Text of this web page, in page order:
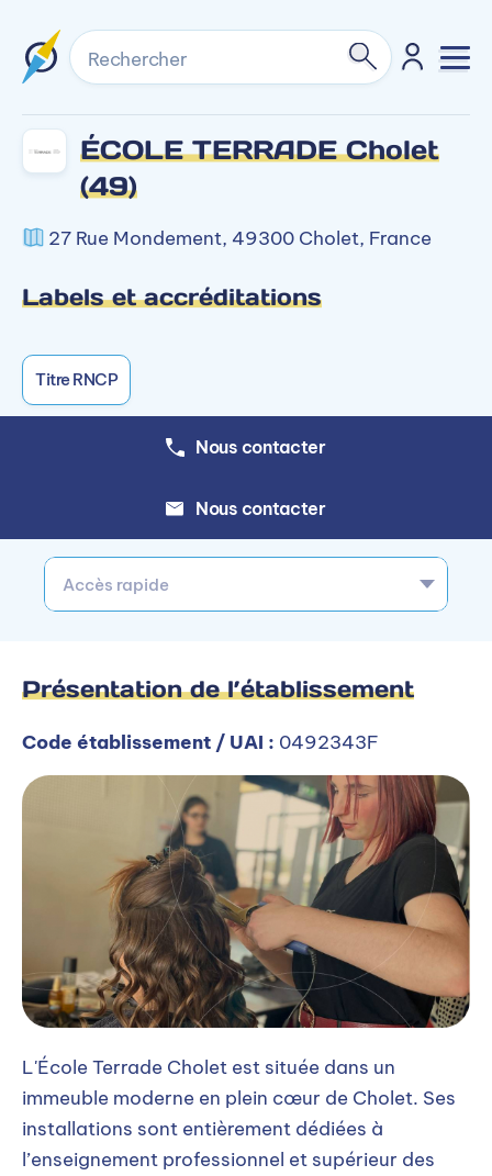
Rechercher
ÉCOLE TERRADE Cholet
(49)
27 Rue Mondement, 49300 Cholet, France
Labels et accréditations
Titre RNCP
Nous contacter
Nous contacter
Accès rapide
Présentation de l’établissement
Code établissement / UAI : 0492343F
L'École Terrade Cholet est située dans un
immeuble moderne en plein cœur de Cholet. Ses
installations sont entièrement dédiées à
l’enseignement professionnel et supérieur des